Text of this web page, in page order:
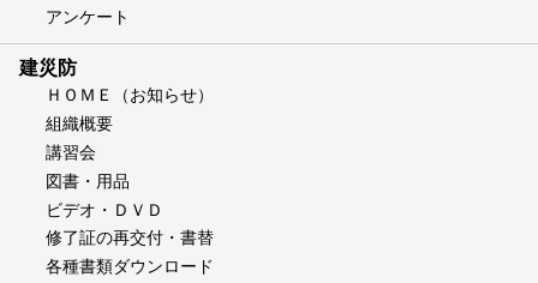
アンケート
建災防
ＨＯＭＥ（お知らせ）
組織概要
講習会
図書・用品
ビデオ・ＤＶＤ
修了証の再交付・書替
各種書類ダウンロード